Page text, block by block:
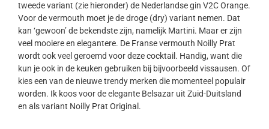
tweede variant (zie hieronder) de Nederlandse gin V2C Orange.
Voor de vermouth moet je de droge (dry) variant nemen. Dat
kan ‘gewoon’ de bekendste zijn, namelijk Martini. Maar er zijn
veel mooiere en elegantere. De Franse vermouth Noilly Prat
wordt ook veel geroemd voor deze cocktail. Handig, want die
kun je ook in de keuken gebruiken bij bijvoorbeeld vissausen. Of
kies een van de nieuwe trendy merken die momenteel populair
worden. Ik koos voor de elegante Belsazar uit Zuid-Duitsland
en als variant Noilly Prat Original.